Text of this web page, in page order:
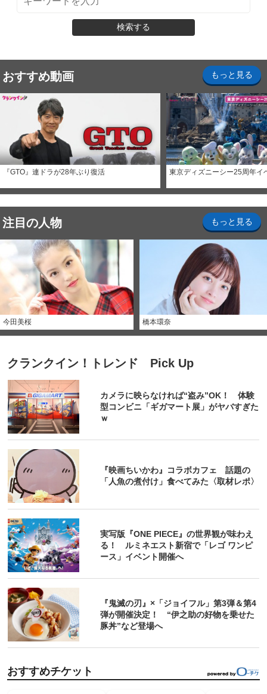
検索する
おすすめ動画 もっと見る
『GTO』連ドラが28年ぶり復活 東京ディズニーシー25周年イ
注目の人物 もっと見る
今田美桜 橋本環奈
クランクイン！トレンド Pick Up
カメラに映らなければ“盗み”OK！ 体験
型コンビニ「ギガマート展」がヤバすぎた
ｗ
『映画ちいかわ』コラボカフェ 話題の
「人魚の煮付け」食べてみた〈取材レポ〉
実写版『ONE PIECE』の世界観が味わえ
る！ ルミネエスト新宿で「レゴ ワンピ
ース」イベント開催へ
『鬼滅の刃』×「ジョイフル」第3弾＆第4
弾が開催決定！ “伊之助の好物を乗せた
豚丼”など登場へ
おすすめチケット